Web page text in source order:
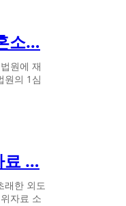
소…
원에 재
원의 1심
료 …
래한 외도
자료 소